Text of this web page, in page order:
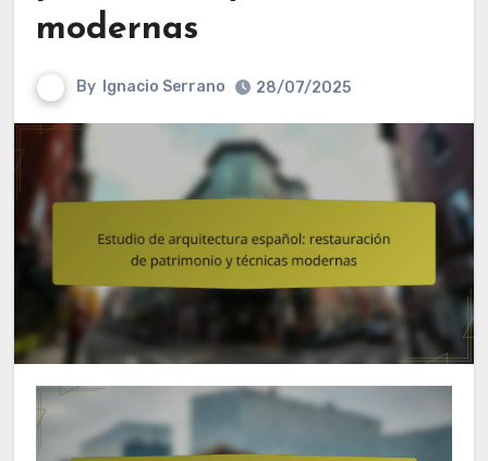
modernas
By Ignacio Serrano 28/07/2025